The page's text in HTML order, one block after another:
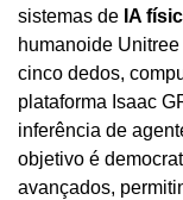
sistemas de IA
humanoide
cinco dedos,
plataforma Isaac
inferência de
objetivo é
avançados,